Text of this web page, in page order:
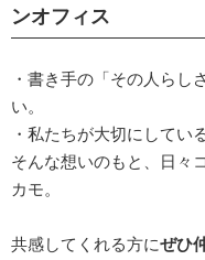
ンオフィス
・書き手の「その人らし
い。
・私たちが大切にしてい
そんな想いのもと、日々
カモ。
共感してくれる方にぜひ